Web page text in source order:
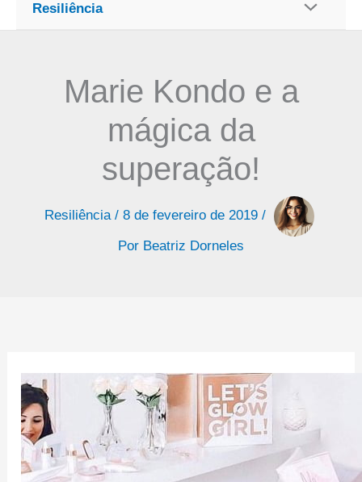
Resiliência
Marie Kondo e a
mágica da
superação!
Resiliência/ 8 de fevereiro de 2019 /
Por Beatriz Dorneles